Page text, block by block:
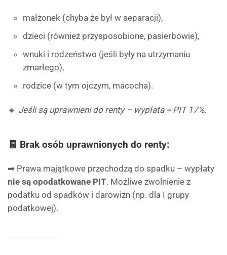
małżonek (chyba że był w separacji),
dzieci (również przysposobione, pasierbowie),
wnuki i rodzeństwo (jeśli były na utrzymaniu
zmarłego),
rodzice (w tym ojczym, macocha).
🔸 Jeśli są uprawnieni do renty – wypłata = PIT 17%.
🧾 Brak osób uprawnionych do renty:
➡ Prawa majątkowe przechodzą do spadku – wypłaty
nie są opodatkowane PIT. Możliwe zwolnienie z
podatku od spadków i darowizn (np. dla I grupy
podatkowej).